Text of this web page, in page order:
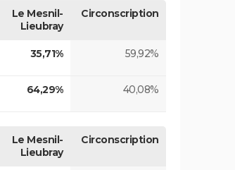
Le Mesnil-
Lieubray
Circonscription
35,71% 59,92%
64,29% 40,08%
Le Mesnil-
Lieubray
Circonscription